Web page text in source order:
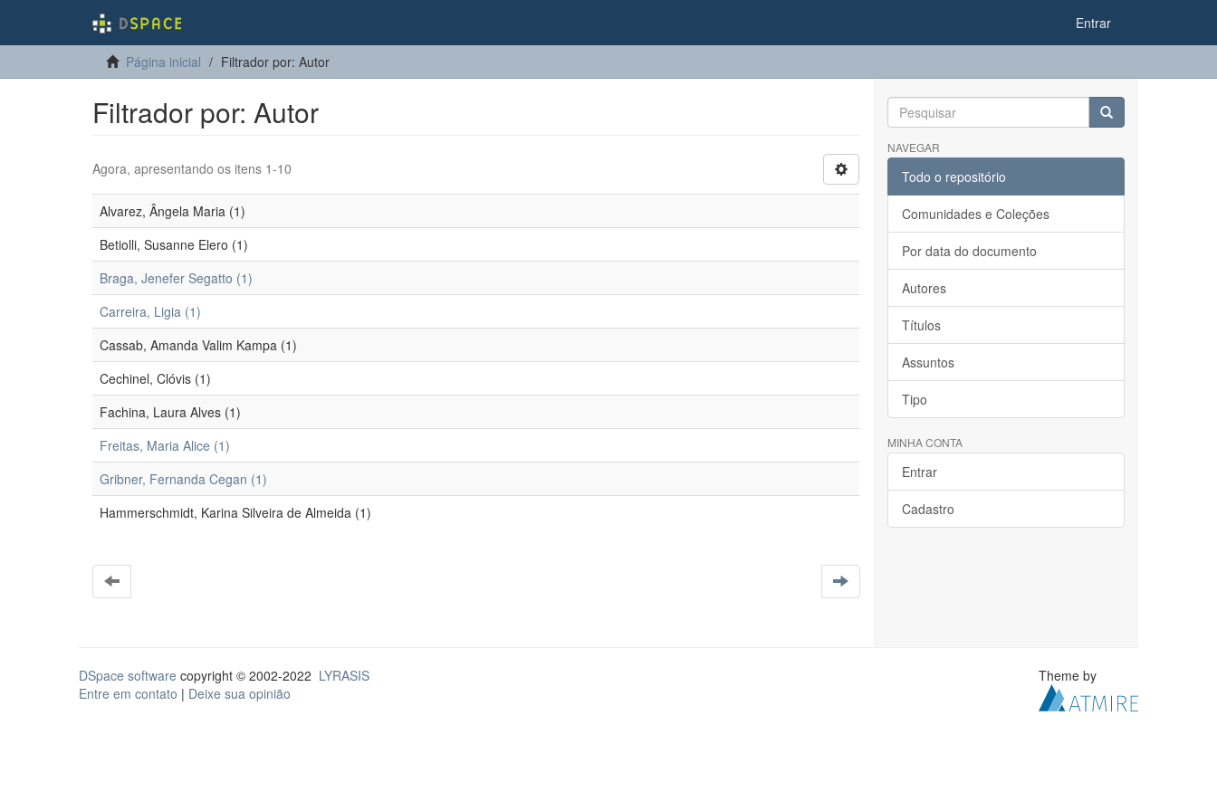
Entrar
Página inicial Filtrador por: Autor
Filtrador por: Autor
Agora, apresentando os itens 1-10
Alvarez, Ângela Maria (1)
Betiolli, Susanne Elero (1)
Braga, Jenefer Segatto (1)
Carreira, Ligia (1)
Cassab, Amanda Valim Kampa (1)
Cechinel, Clóvis (1)
Fachina, Laura Alves (1)
Freitas, Maria Alice (1)
Gribner, Fernanda Cegan (1)
Hammerschmidt, Karina Silveira de Almeida (1)
NAVEGAR
Todo o repositório
Comunidades e Coleções
Por data do documento
Autores
Títulos
Assuntos
Tipo
MINHA CONTA
Entrar
Cadastro
DSpace software copyright © 2002-2022 LYRASIS
Entre em contato | Deixe sua opinião
Theme by